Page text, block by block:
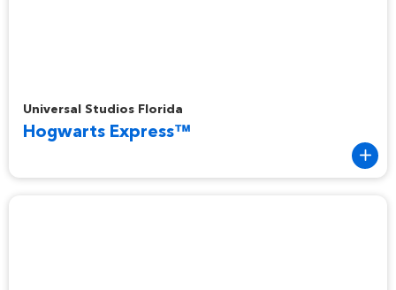
Universal Studios Florida
Hogwarts Express™